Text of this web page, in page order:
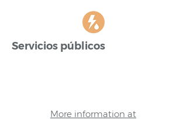
Servicios públicos
More information at